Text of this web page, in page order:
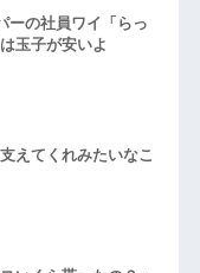
ーの社員ワイ「らっ
玉子が安いよ
えてくれみたいなこ